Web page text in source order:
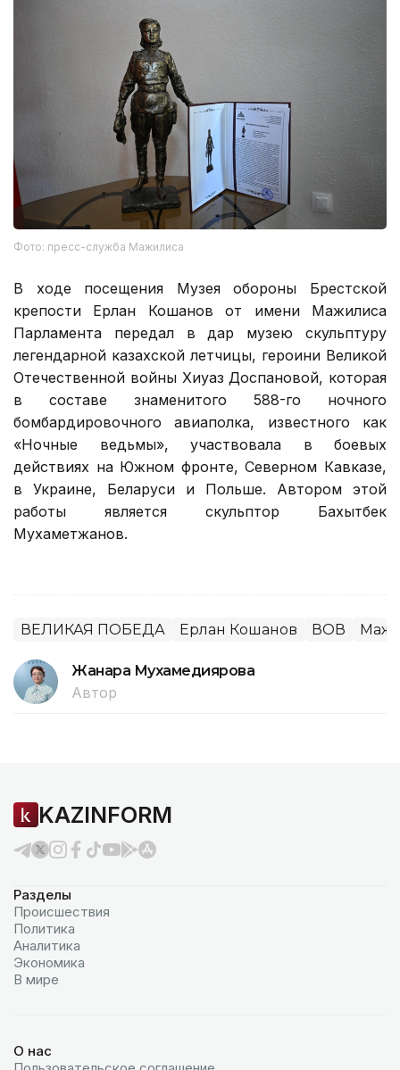
Фото: пресс-служба Мажилиса
В ходе посещения Музея обороны Брестской
крепости Ерлан Кошанов от имени Мажилиса
Парламента передал в дар музею скульптуру
легендарной казахской летчицы, героини Великой
Отечественной войны Хиуаз Доспановой, которая
в составе знаменитого 588-го ночного
бомбардировочного авиаполка, известного как
«Ночные ведьмы», участвовала в боевых
действиях на Южном фронте, Северном Кавказе,
в Украине, Беларуси и Польше. Автором этой
работы является скульптор Бахытбек
Мухаметжанов.
ВЕЛИКАЯ ПОБЕДА Ерлан Кошанов ВОВ
Жанара Мухамедиярова
Автор
KAZINFORM
Разделы
Происшествия
Политика
Аналитика
Экономика
В мире
О нас